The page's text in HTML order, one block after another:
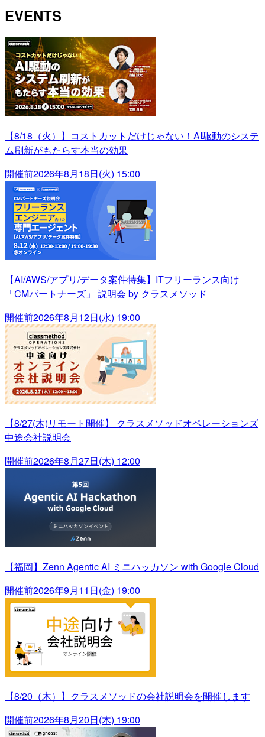
EVENTS
【8/18（火）】コストカットだけじゃない！AI駆動のシステ
ム刷新がもたらす本当の効果
開催前2026年8月18日(火) 15:00
【AI/AWS/アプリ/データ案件特集】ITフリーランス向け
「CMパートナーズ」 説明会 by クラスメソッド
開催前2026年8月12日(水) 19:00
【8/27(木)リモート開催】 クラスメソッドオペレーションズ
中途会社説明会
開催前2026年8月27日(木) 12:00
【福岡】Zenn Agentic AI ミニハッカソン with Google Cloud
開催前2026年9月11日(金) 19:00
【8/20（木）】クラスメソッドの会社説明会を開催します
開催前2026年8月20日(木) 19:00